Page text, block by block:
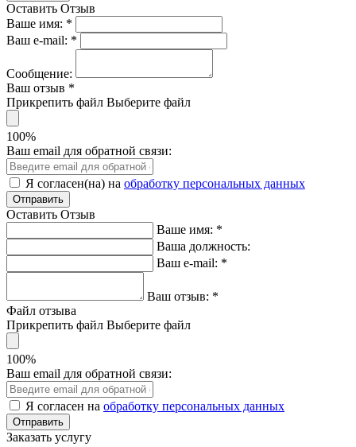
Оставить Отзыв
Ваше имя: *
Ваш e-mail: *
Сообщение:
Ваш отзыв *
Прикрепить файл Выберите файл
100%
Ваш email для обратной связи:
Я согласен(на) на обработку персональных данных
Оставить Отзыв
Ваше имя: *
Ваша должность:
Ваш e-mail: *
Ваш отзыв: *
Файл отзыва
Прикрепить файл Выберите файл
100%
Ваш email для обратной связи:
Я согласен на обработку персональных данных
Заказать услугу